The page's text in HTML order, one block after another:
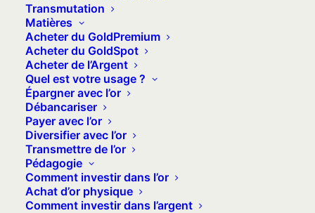
Transmutation
Matières
Acheter du GoldPremium
Acheter du GoldSpot
Acheter de l’Argent
Quel est votre usage ?
Épargner avec l’or
Débancariser
Payer avec l’or
Diversifier avec l’or
Transmettre de l’or
Pédagogie
Comment investir dans l’or
Achat d’or physique
Comment investir dans l’argent
géré ?
22 novembre 2022 • 7 minutes
On pense souvent que les États ne font
que stocker ou acheter de l’or. Quand
on regarde l’évolution des réserves, on
s’aperçoit que très souvent, les banques
centrales sont vendeuses. Et souvent
au mauvais moment !